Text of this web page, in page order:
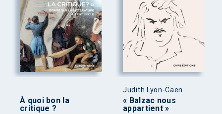
À quoi bon la
critique ?
Judith Lyon-Caen
« Balzac nous
appartient »